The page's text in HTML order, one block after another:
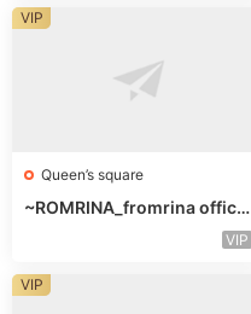
Queen’s square
~ROMRINA_fromrina officia
VIP
VIP
VIP